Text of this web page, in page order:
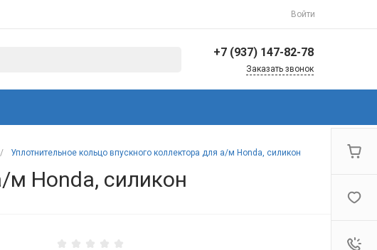
Войти
+7 (937) 147-82-78
Коммунистическая,
Пн-Пт: 8:30-17:00 Cб-Вс:
Выходной
Заказать звонок
/ Уплотнительное кольцо впускного коллектора для а/м Honda, силикон
м Honda, силикон